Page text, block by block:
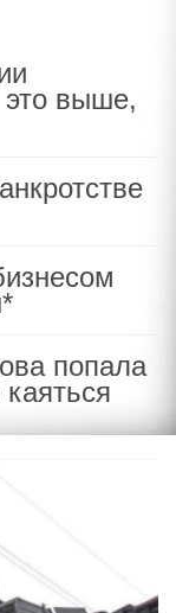
это выше,
попала